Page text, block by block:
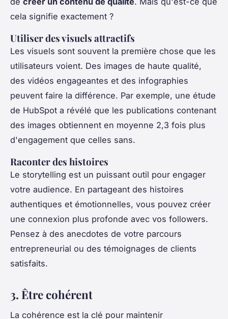
cela signifie exactement ?
Utiliser des visuels attractifs
Les visuels sont souvent la première chose que les
utilisateurs voient. Des images de haute qualité,
des vidéos engageantes et des infographies
peuvent faire la différence. Par exemple, une étude
de HubSpot a révélé que les publications contenant
des images obtiennent en moyenne 2,3 fois plus
d'engagement que celles sans.
Raconter des histoires
Le storytelling est un puissant outil pour engager
votre audience. En partageant des histoires
authentiques et émotionnelles, vous pouvez créer
une connexion plus profonde avec vos followers.
Pensez à des anecdotes de votre parcours
entrepreneurial ou des témoignages de clients
satisfaits.
3. Être cohérent
La cohérence est la clé pour maintenir